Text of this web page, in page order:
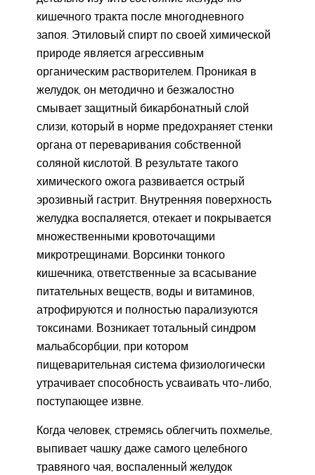
кишечного тракта после многодневного
запоя. Этиловый спирт по своей химической
природе является агрессивным
органическим растворителем. Проникая в
желудок, он методично и безжалостно
смывает защитный бикарбонатный слой
слизи, который в норме предохраняет стенки
органа от переваривания собственной
соляной кислотой. В результате такого
химического ожога развивается острый
эрозивный гастрит. Внутренняя поверхность
желудка воспаляется, отекает и покрывается
множественными кровоточащими
микротрещинами. Ворсинки тонкого
кишечника, ответственные за всасывание
питательных веществ, воды и витаминов,
атрофируются и полностью парализуются
токсинами. Возникает тотальный синдром
мальабсорбции, при котором
пищеварительная система физиологически
утрачивает способность усваивать что-либо,
поступающее извне.
Когда человек, стремясь облегчить похмелье,
выпивает чашку даже самого целебного
травяного чая, воспаленный желудок